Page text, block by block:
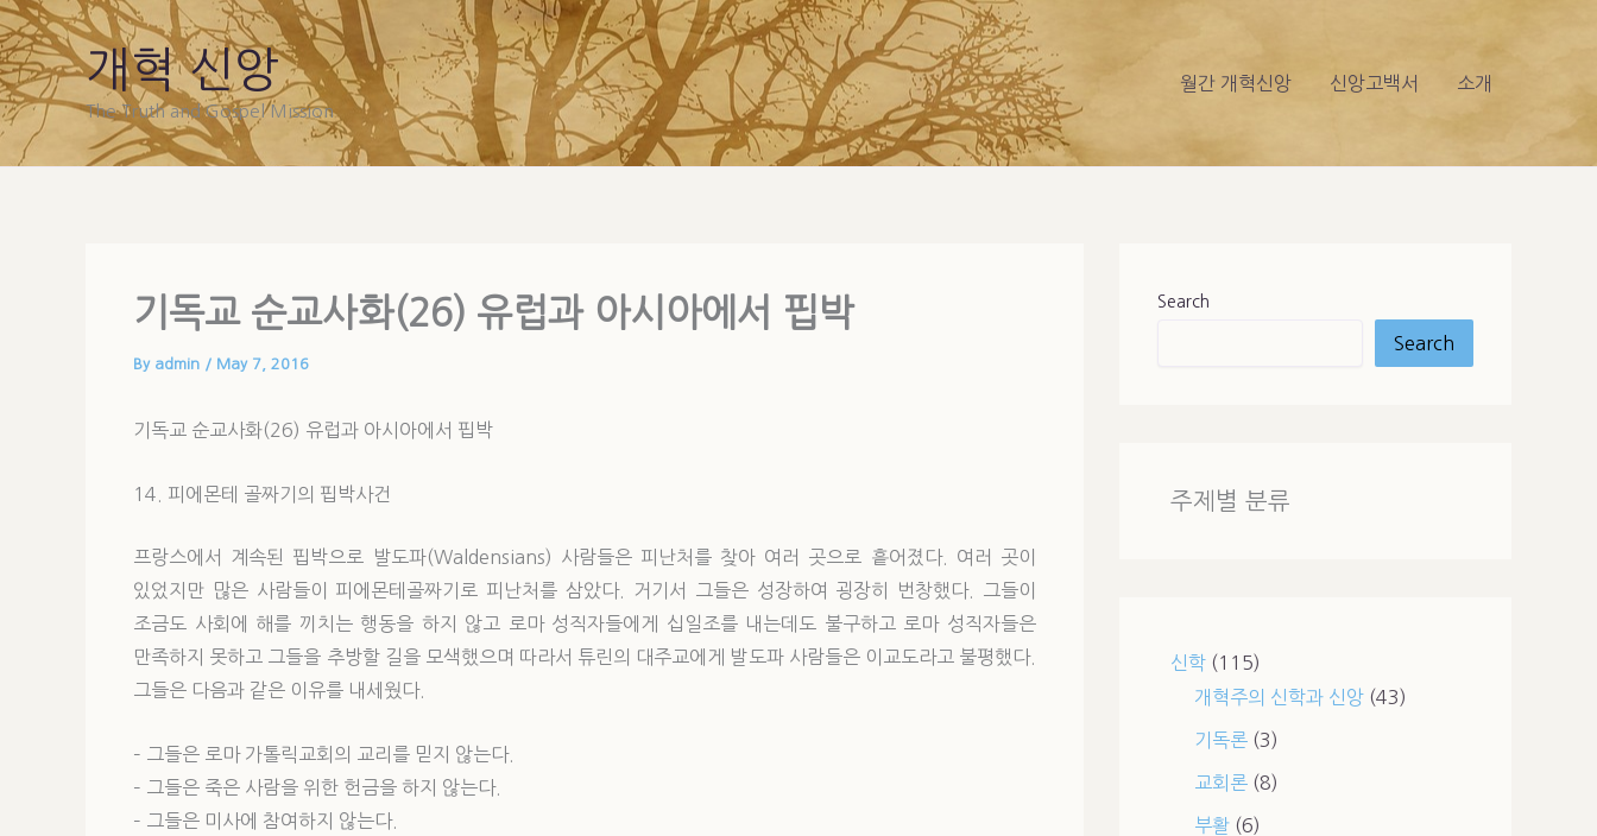
Skip
to
content
개혁 신앙
The Truth and Gospel Mission
월간 개혁신앙 신앙고백서 소개
기독교 순교사화(26) 유럽과 아시아에서 핍박
By admin / May 7, 2016
기독교 순교사화(26) 유럽과 아시아에서 핍박
14. 피에몬테 골짜기의 핍박사건
프랑스에서 계속된 핍박으로 발도파(Waldensians) 사람들은 피난처를 찾아 여러 곳으로 흩어졌다. 여러 곳이
있었지만 많은 사람들이 피에몬테골짜기로 피난처를 삼았다. 거기서 그들은 성장하여 굉장히 번창했다. 그들이
조금도 사회에 해를 끼치는 행동을 하지 않고 로마 성직자들에게 십일조를 내는데도 불구하고 로마 성직자들은
만족하지 못하고 그들을 추방할 길을 모색했으며 따라서 튜린의 대주교에게 발도파 사람들은 이교도라고 불평했다.
그들은 다음과 같은 이유를 내세웠다.
– 그들은 로마 가톨릭교회의 교리를 믿지 않는다.
– 그들은 죽은 사람을 위한 헌금을 하지 않는다.
– 그들은 미사에 참여하지 않는다.
Search
Search
주제별 분류
신학(115)
개혁주의 신학과 신앙(43)
기독론(3)
교회론(8)
부활(6)